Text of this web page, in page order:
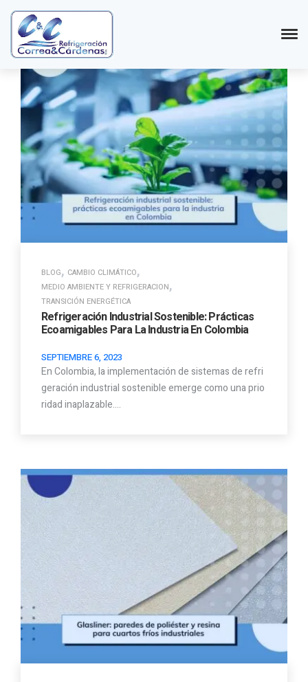
BLOG, CAMBIO CLIMÁTICO,
MEDIO AMBIENTE Y REFRIGERACION,
TRANSICIÓN ENERGÉTICA
Refrigeración Industrial Sostenible: Prácticas
Ecoamigables Para La Industria En Colombia
SEPTIEMBRE 6, 2023
En Colombia, la implementación de sistemas de refri
geración industrial sostenible emerge como una prio
ridad inaplazable.…